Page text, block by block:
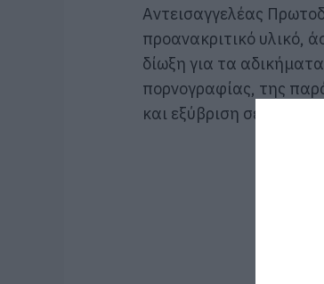
Αντεισαγγελέας
προανακριτικό υλικό,
δίωξη για τα
πορνογραφίας, της
και εξύβριση σε βάρος